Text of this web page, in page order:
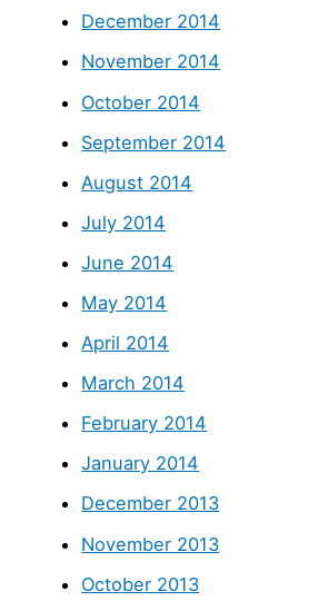
December 2014
November 2014
October 2014
September 2014
August 2014
July 2014
June 2014
May 2014
April 2014
March 2014
February 2014
January 2014
December 2013
November 2013
October 2013